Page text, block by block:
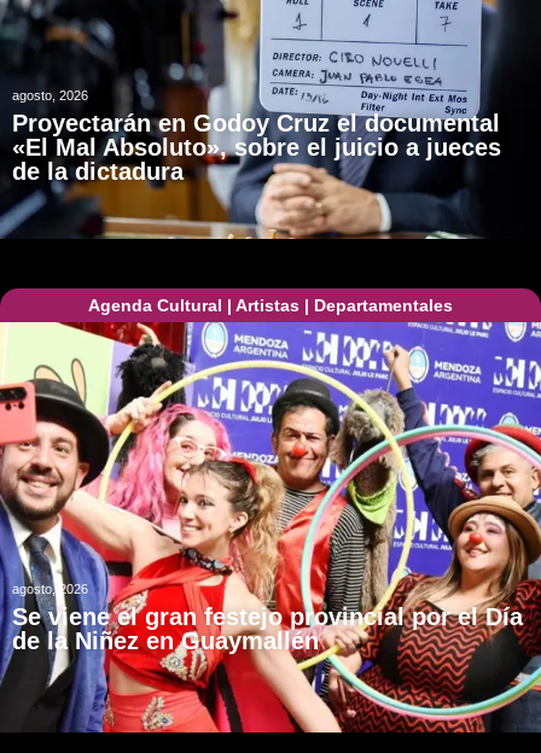
agosto, 2026
Proyectarán en Godoy Cruz el documental
«El Mal Absoluto», sobre el juicio a jueces
de la dictadura
Agenda Cultural | Artistas | Departamentales
agosto, 2026
Se viene el gran festejo provincial por el Día
de la Niñez en Guaymallén